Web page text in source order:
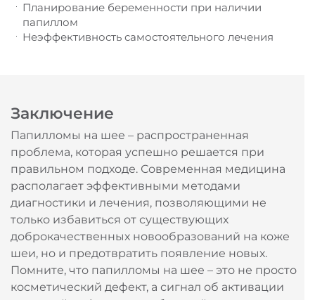
Планирование беременности при наличии
папиллом
Неэффективность самостоятельного лечения
Заключение
Папилломы на шее – распространенная
проблема, которая успешно решается при
правильном подходе. Современная медицина
располагает эффективными методами
диагностики и лечения, позволяющими не
только избавиться от существующих
доброкачественных новообразований на коже
шеи, но и предотвратить появление новых.
Помните, что папилломы на шее – это не просто
косметический дефект, а сигнал об активации